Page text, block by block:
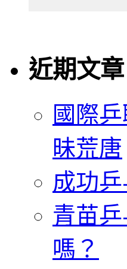
近期文章
國際
昧荒唐
成功
青苗
嗎？